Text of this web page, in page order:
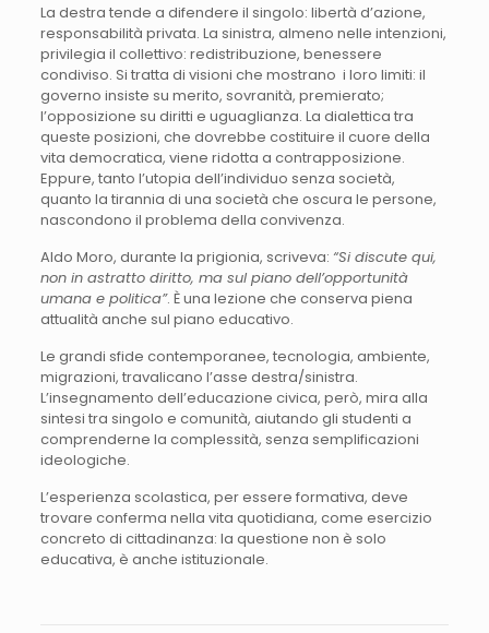
La destra tende a difendere il singolo: libertà d’azione,
responsabilità privata. La sinistra, almeno nelle intenzioni,
privilegia il collettivo: redistribuzione, benessere
condiviso. Si tratta di visioni che mostrano i loro limiti: il
governo insiste su merito, sovranità, premierato;
l’opposizione su diritti e uguaglianza. La dialettica tra
queste posizioni, che dovrebbe costituire il cuore della
vita democratica, viene ridotta a contrapposizione.
Eppure, tanto l’utopia dell’individuo senza società,
quanto la tirannia di una società che oscura le persone,
nascondono il problema della convivenza.
Aldo Moro, durante la prigionia, scriveva: “Si discute qui,
non in astratto diritto, ma sul piano dell’opportunità
umana e politica”. È una lezione che conserva piena
attualità anche sul piano educativo.
Le grandi sfide contemporanee, tecnologia, ambiente,
migrazioni, travalicano l’asse destra/sinistra.
L’insegnamento dell’educazione civica, però, mira alla
sintesi tra singolo e comunità, aiutando gli studenti a
comprenderne la complessità, senza semplificazioni
ideologiche.
L’esperienza scolastica, per essere formativa, deve
trovare conferma nella vita quotidiana, come esercizio
concreto di cittadinanza: la questione non è solo
educativa, è anche istituzionale.